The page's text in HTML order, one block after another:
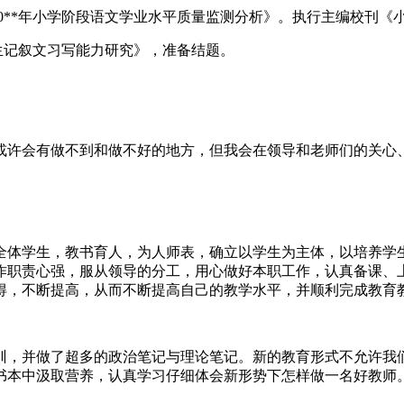
年小学阶段语文学业水平质量监测分析》。执行主编校刊《
叙文习写能力研究》，准备结题。
会有做不到和做不好的地方，但我会在领导和老师们的关
学生，教书育人，为人师表，确立以学生为主体，以培养
责心强，服从领导的分工，用心做好本职工作，认真备课
不断提高，从而不断提高自己的教学水平，并顺利完成教育
并做了超多的政治笔记与理论笔记。新的教育形式不允许
中汲取营养，认真学习仔细体会新形势下怎样做一名好教师